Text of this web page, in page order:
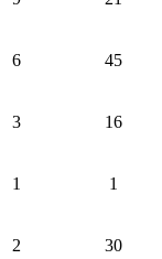
6 45
3 16
1 1
2 30